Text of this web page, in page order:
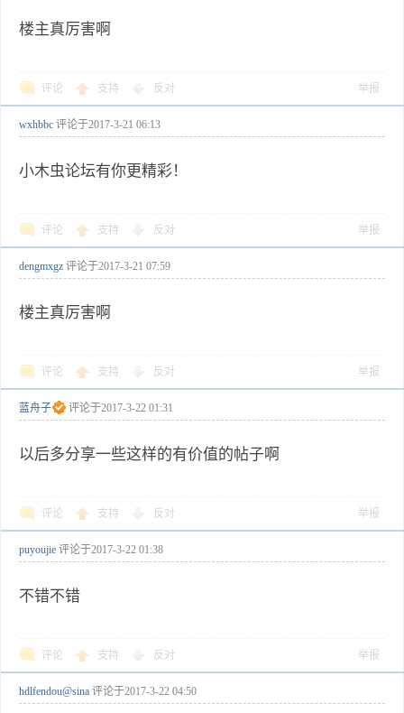
楼主真厉害啊
评论 支持 反对 举报
wxhbbc 评论于2017-3-21 06:13
小木虫论坛有你更精彩！
评论 支持 反对 举报
dengmxgz 评论于2017-3-21 07:59
楼主真厉害啊
评论 支持 反对 举报
蓝舟子 评论于2017-3-22 01:31
以后多分享一些这样的有价值的帖子啊
评论 支持 反对 举报
puyoujie 评论于2017-3-22 01:38
不错不错
评论 支持 反对 举报
hdlfendou@sina 评论于2017-3-22 04:50